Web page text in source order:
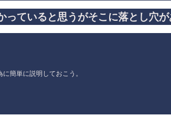
ていると思うがそこに落とし穴が
簡単に説明しておこう。